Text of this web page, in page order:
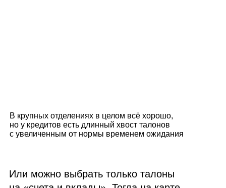
В крупных отделениях в целом всё хорошо,
но у кредитов есть длинный хвост талонов
с увеличенным от нормы временем ожидания
Или можно выбрать только талоны